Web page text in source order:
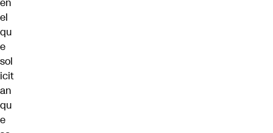
el
qu
e
sol
icit
an
qu
e